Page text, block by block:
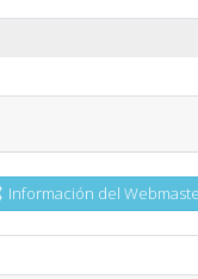
Información del